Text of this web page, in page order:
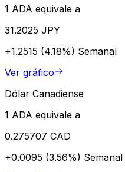
1 ADA equivale a
31.2025 JPY
+1.2515 (4.18%) Semanal
Ver gráfico
Dólar Canadiense
1 ADA equivale a
0.275707 CAD
+0.0095 (3.56%) Semanal